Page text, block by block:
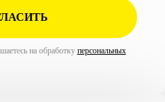
на обработку персональных